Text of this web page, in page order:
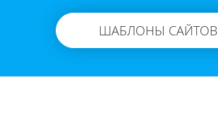
ШАБЛОНЫ САЙТОВ